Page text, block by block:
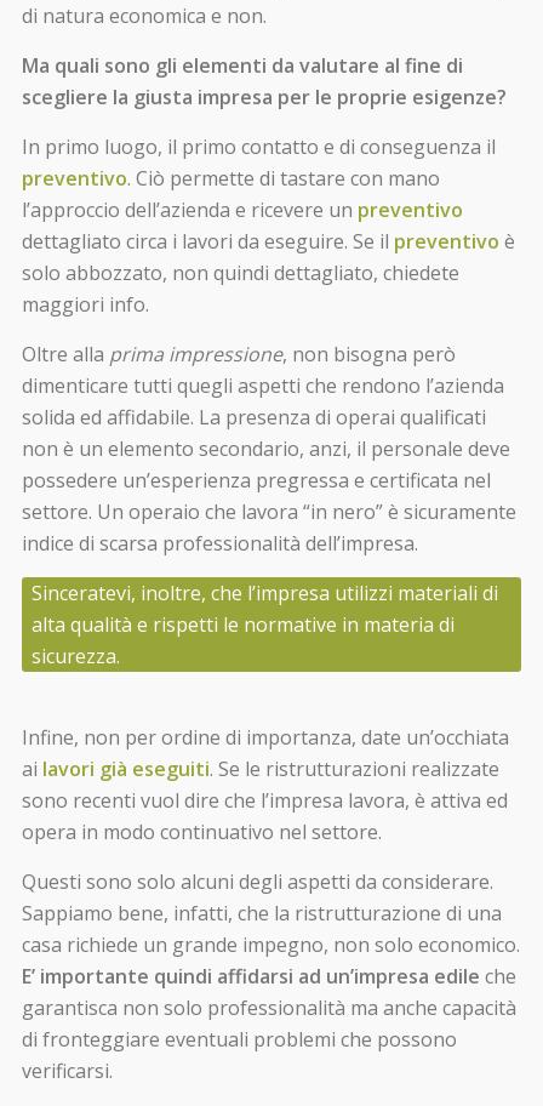
di natura economica e non.
Ma quali sono gli elementi da valutare al fine di
scegliere la giusta impresa per le proprie esigenze?
In primo luogo, il primo contatto e di conseguenza il
preventivo. Ciò permette di tastare con mano
l’approccio dell’azienda e ricevere un preventivo
dettagliato circa i lavori da eseguire. Se il preventivo è
solo abbozzato, non quindi dettagliato, chiedete
maggiori info.
Oltre alla prima impressione, non bisogna però
dimenticare tutti quegli aspetti che rendono l’azienda
solida ed affidabile. La presenza di operai qualificati
non è un elemento secondario, anzi, il personale deve
possedere un’esperienza pregressa e certificata nel
settore. Un operaio che lavora “in nero” è sicuramente
indice di scarsa professionalità dell’impresa.
Sinceratevi, inoltre, che l’impresa utilizzi materiali di
alta qualità e rispetti le normative in materia di
sicurezza.
Infine, non per ordine di importanza, date un’occhiata
ai lavori già eseguiti. Se le ristrutturazioni realizzate
sono recenti vuol dire che l’impresa lavora, è attiva ed
opera in modo continuativo nel settore.
Questi sono solo alcuni degli aspetti da considerare.
Sappiamo bene, infatti, che la ristrutturazione di una
casa richiede un grande impegno, non solo economico.
E’ importante quindi affidarsi ad un’impresa edile che
garantisca non solo professionalità ma anche capacità
di fronteggiare eventuali problemi che possono
verificarsi.